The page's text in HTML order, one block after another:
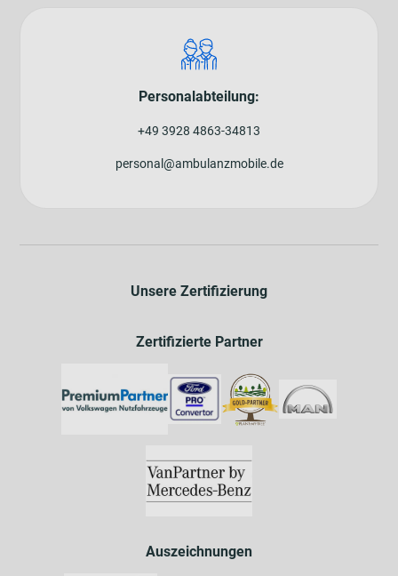
Personalabteilung:
+49 3928 4863-34813
personal@ambulanzmobile.de
Unsere Zertifizierung
Zertifizierte Partner
Auszeichnungen